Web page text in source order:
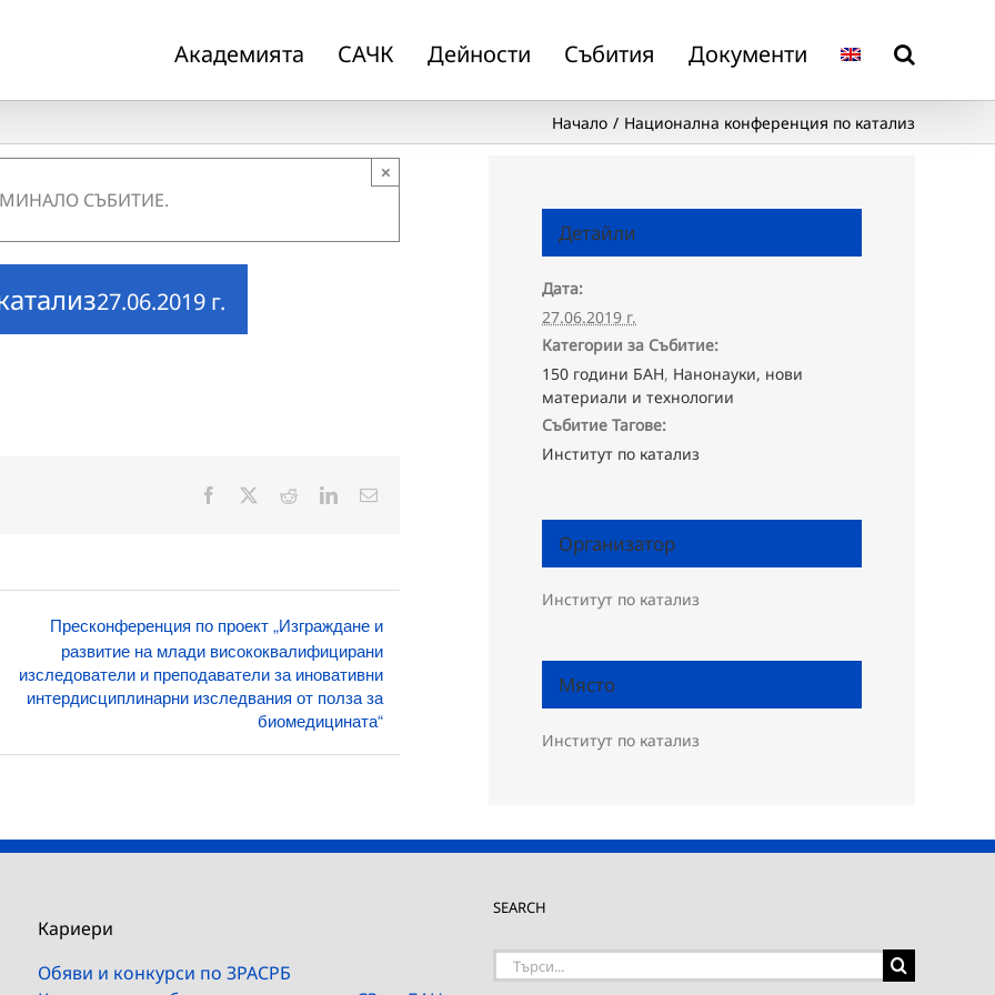
Академията САЧК Дейности Събития Документи
Начало Национална конференция по катализ
СЪБИТИЕ.
×
27.06.2019 г.
Facebook RedditLinkedInЕлектронна
Пресконференция по проект „Изграждане и
развитие на млади висококвалифицирани
изследователи и преподаватели за иновативни
интердисциплинарни изследвания от полза за
биомедицината“
Детайли
Дата:
27.06.2019 г.
Категории за Събитие:
150 години БАН, Нанонауки, нови
материали и технологии
Събитие Тагове:
Институт по катализ
Организатор
Институт по катализ
Място
Институт по катализ
Кариери
Обяви и конкурси по ЗРАСРБ
SEARCH
Търсене